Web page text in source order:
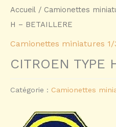
Accueil / Camionettes
H – BETAILLERE
Camionettes miniatures 1/
CITROEN TYPE
Catégorie : Camionettes